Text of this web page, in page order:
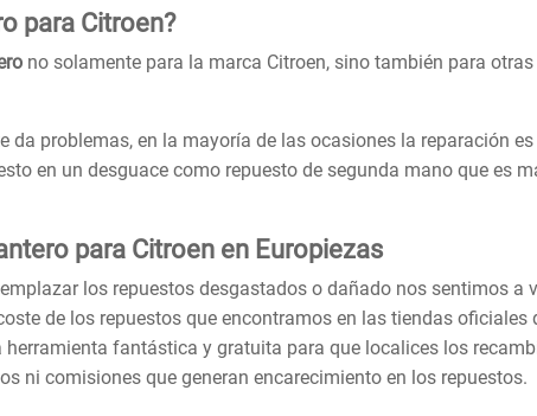
para Citroen?
no solamente para la marca Citroen, sino también para
da problemas, en la mayoría de las ocasiones la reparación
en un desguace como repuesto de segunda mano que es
para Citroen en Europiezas
los repuestos desgastados o dañado nos sentimos a
de los repuestos que encontramos en las tiendas
fantástica y gratuita para que localices los
ni comisiones que generan encarecimiento en los repuestos.